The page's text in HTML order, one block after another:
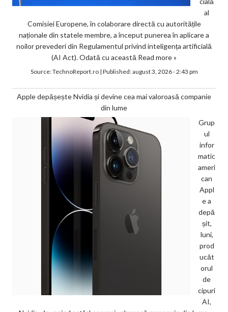
al
Comisiei Europene, în colaborare directă cu autoritățile
naționale din statele membre, a început punerea în aplicare a
noilor prevederi din Regulamentul privind inteligența artificială
(AI Act). Odată cu această Read more »
Source:TechnoReport.ro| Published:august 3, 2026 - 2:43 pm
Apple depășește Nvidia și devine cea mai valoroasă companie
din lume
Grup
ul
infor
matic
ameri
can
Appl
e a
depă
șit,
luni,
prod
ucăt
orul
de
cipuri
AI,